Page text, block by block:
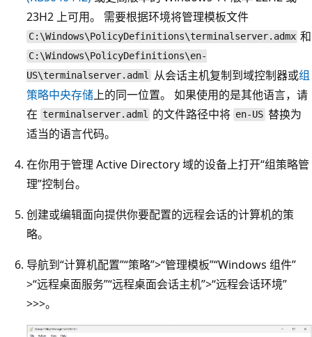
23H2 上可用。 需要根据环境将管理模板文件
C:\Windows\PolicyDefinitions\terminalserver.admx 和
C:\Windows\PolicyDefinitions\en-
US\terminalserver.adml 从会话主机复制到域控制器或组
策略中央存储上的同一位置。 如果使用的是其他语言，请
在 terminalserver.adml 的文件路径中将 en-US替换为
适当的语言代码。
在你用于管理 Active Directory 域的设备上打开“组策略管
理”控制台。
创建或编辑面向提供你要配置的远程会话的计算机的策
略。
导航到“计算机配置”“策略”>“管理模板”“Windows 组件”
>“远程桌面服务”“远程桌面会话主机”>“远程会话环境”
>>>。